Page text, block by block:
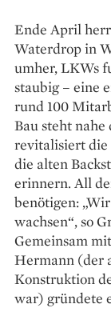
Ende April
Waterdrop in
umher, LKWs
staubig – eine
rund 100
Bau steht
revitalisiert die
die alten
erinnern. All
benötigen:
wachsen“, so
Gemeinsam
Hermann (der
Konstruktion
war) gründete